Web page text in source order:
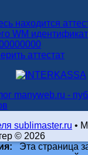
аттестат
manyweb.ru -
sublimaster.ru •
© 2026
Эта страница